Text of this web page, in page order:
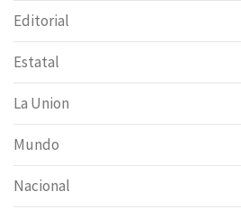
Editorial
Estatal
La Union
Mundo
Nacional